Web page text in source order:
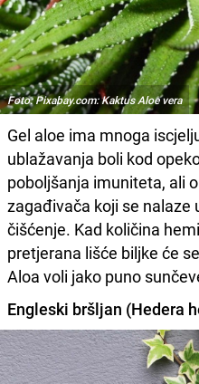
Foto: Pixabay.com: Kaktus Aloe vera
Gel aloe ima mnoga
ublažavanja boli kod
poboljšanja imuniteta, ali
zagađivača koji se
čišćenje. Kad količina
pretjerana lišće biljke će
Aloa voli jako puno
Engleski bršljan (Hedera